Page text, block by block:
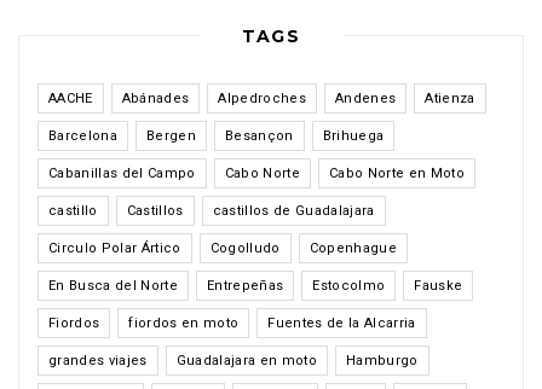
TAGS
AACHE Abánades Alpedroches Andenes Atienza
Barcelona Bergen Besançon Brihuega
Cabanillas del Campo Cabo Norte Cabo Norte en Moto
castillo Castillos castillos de Guadalajara
Circulo Polar Ártico Cogolludo Copenhague
En Busca del Norte Entrepeñas Estocolmo Fauske
Fiordos fiordos en moto Fuentes de la Alcarria
grandes viajes Guadalajara en moto Hamburgo